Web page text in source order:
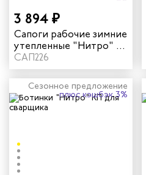
3 894 ₽
Сапоги рабочие зимние
утепленные "Нитро" с
КП цвет черный
САП226
Сезонное предложение
плюс кэшбэк 3%